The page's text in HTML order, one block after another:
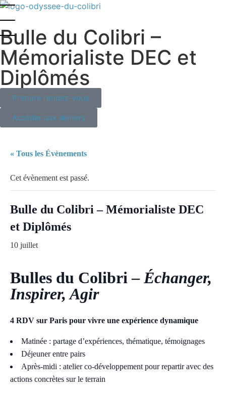
Bulle du Colibri –
Mémorialiste DEC et
Diplômés
Prendre rendez-vous
Accéder aux ateliers
« Tous les Évènements
Cet évènement est passé.
Bulle du Colibri – Mémorialiste DEC
et Diplômés
10 juillet
Bulles du Colibri –Échanger,
Inspirer, Agir
4 RDV sur Paris pour vivre une expérience dynamique
Matinée : partage d’expériences, thématique, témoignages
Déjeuner entre pairs
Après-midi : atelier co-développement pour repartir avec des
actions concrètes sur le terrain